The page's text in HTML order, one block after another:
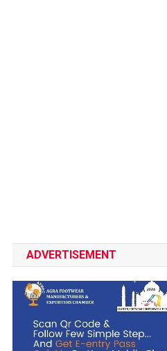
ADVERTISEMENT